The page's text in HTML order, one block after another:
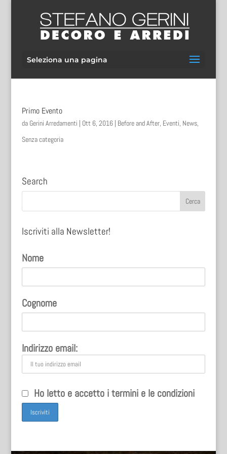
Seleziona una pagina
Primo Evento
da Gerini Arredamenti | Ott 6, 2016| Before and After, Eventi, News,
Senza categoria
Search
Iscriviti alla Newsletter!
Nome
Cognome
Indirizzo email:
Ho letto e accetto i termini e le condizioni